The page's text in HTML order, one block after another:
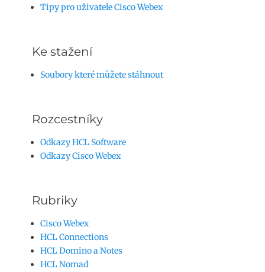
Tipy pro uživatele Cisco Webex
Ke stažení
Soubory které můžete stáhnout
Rozcestníky
Odkazy HCL Software
Odkazy Cisco Webex
Rubriky
Cisco Webex
HCL Connections
HCL Domino a Notes
HCL Nomad